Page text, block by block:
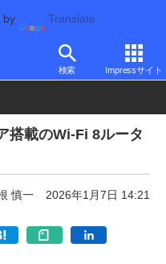
by Translate
検索 Impressサイト
搭載のWi-Fi 8ルータ
慎一 2026年1月7日 14:21